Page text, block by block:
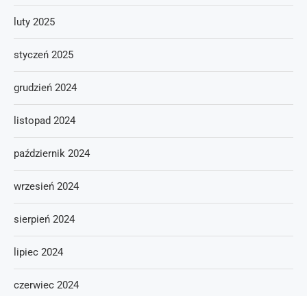
luty 2025
styczeń 2025
grudzień 2024
listopad 2024
październik 2024
wrzesień 2024
sierpień 2024
lipiec 2024
czerwiec 2024